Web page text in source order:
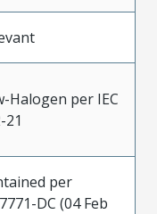
Halogen per IEC
21
per
DC (04 Feb